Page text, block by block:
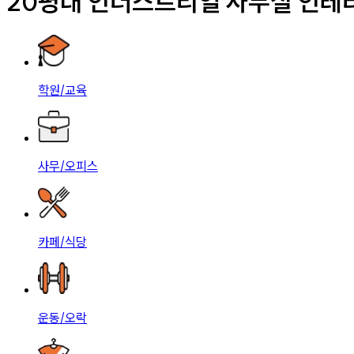
학원/교육
사무/오피스
카페/식당
운동/오락